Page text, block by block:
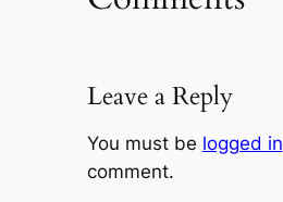
Leave a Reply
You must be logged in
comment.